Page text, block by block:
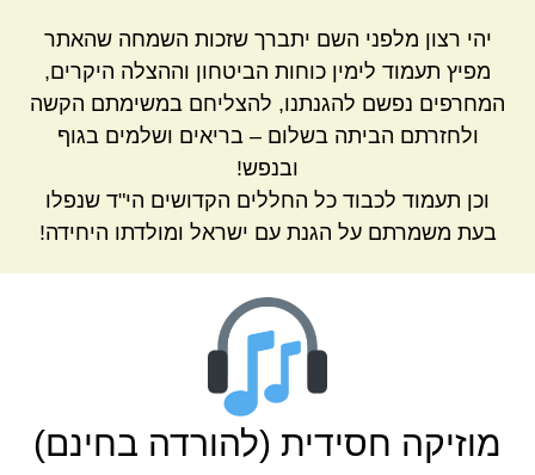
יהי רצון מלפני השם יתברך שזכות השמחה שהאתר
מפיץ תעמוד לימין כוחות הביטחון וההצלה היקרים,
המחרפים נפשם להגנתנו, להצליחם במשימתם הקשה
ולחזרתם הביתה בשלום – בריאים ושלמים בגוף
ובנפש!
וכן תעמוד לכבוד כל החללים הקדושים הי"ד שנפלו
בעת משמרתם על הגנת עם ישראל ומולדתו היחידה!
מוזיקה חסידית (להורדה בחינם)